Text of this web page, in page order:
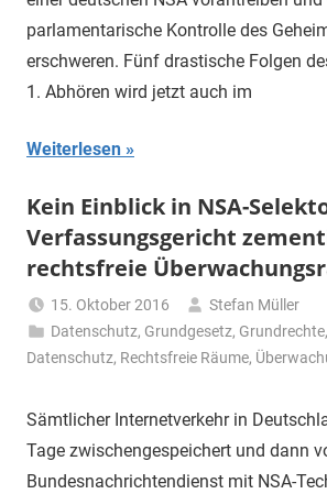
parlamentarische Kontrolle des
erschweren. Fünf drastische Folgen
1. Abhören wird jetzt auch im
Weiterlesen
Kein Einblick in NSA-
Verfassungsgericht
rechtsfreie
15. Oktober 2016
Stefan Müller
Datenschutz, Grundgesetz, Grundrechte,
Datenschutz, Rechtsfreie Räume,
Sämtlicher Internetverkehr in
Tage zwischengespeichert und dann
Bundesnachrichtendienst mit NSA-